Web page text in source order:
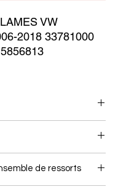
VW
2018 33781000
de ressorts